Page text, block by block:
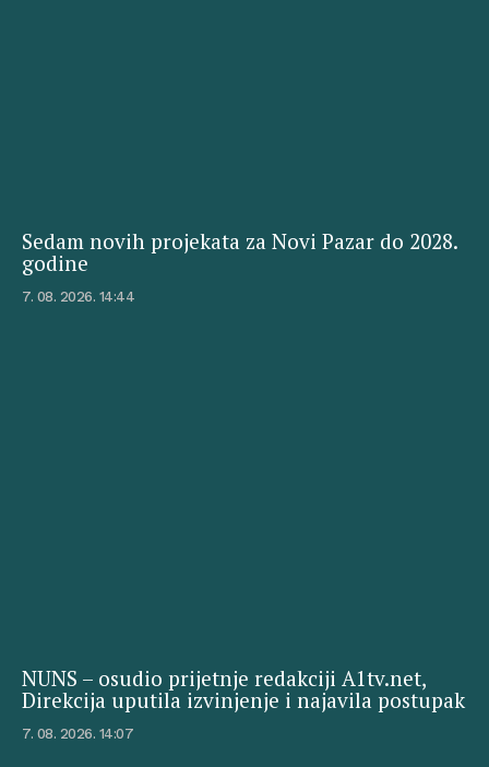
Sedam novih projekata za Novi Pazar do 2028.
godine
7. 08. 2026. 14:44
NUNS – osudio prijetnje redakciji A1tv.net,
Direkcija uputila izvinjenje i najavila postupak
7. 08. 2026. 14:07